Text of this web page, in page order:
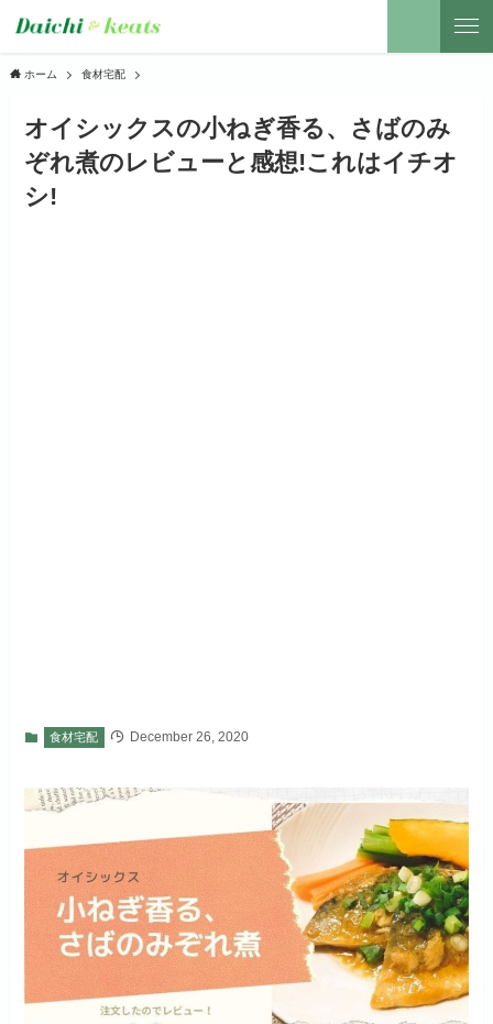
ホーム 食材宅配
オイシックスの小ねぎ香る、さばのみ
ぞれ煮のレビューと感想!これはイチオ
シ!
食材宅配 December 26, 2020